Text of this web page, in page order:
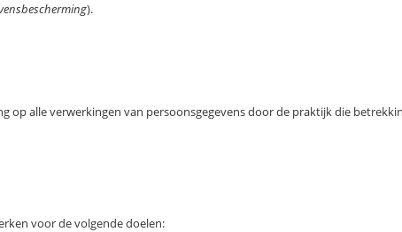
).
op alle verwerkingen van persoonsgegevens door de praktijk die
voor de volgende doelen: